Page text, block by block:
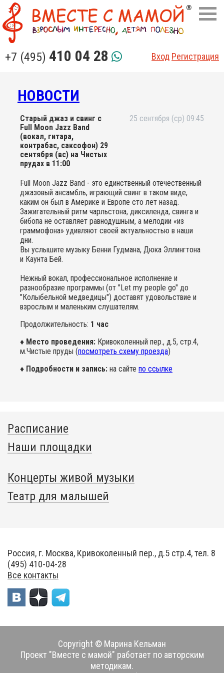
+7 (495) 410 04 28 Вход Регистрация
НОВОСТИ
Cтарый джаз и свинг с
Full Moon Jazz Band
(вокал, гитара,
контрабас, саксофон) 29
сентября (вс) на Чистых
прудах в 11:00
25 сентября (ср) 09:45
Full Moon Jazz Band - это единственный отечественный
джазовый ансамбль, играющий свинг в таком виде,
каким он был в Америке и Европе сто лет назад.
Зажигательный ритм чарльcтона, диксиленда, свинга и
бибопа не оставляет равнодушным, а мелодии «из
граммофона» удивляют своей актуальностью в наши
дни.
Вы услышите музыку Бенни Гудмана, Дюка Эллингтона
и Каунта Бей.
Нежный вокал, профессиональное исполнение и
разнообразие программы (от "Let my people go" до
"Колыбельной медведицы") доставят удовольствие и
взрослым и маленьким слушателям.
Продолжительность: 1 час
♦ Место проведения: Кривоколенный пер., д.5, стр.4,
м.Чистые пруды (посмотреть схему проезда)
♦ Подробности и запись: на сайте по ссылке
Расписание
Наши площадки
Концерты живой музыки
Театр для малышей
Россия, г. Москва, Кривоколенный пер., д.5 стр.4, тел. 8
(495) 410-04-28
Все контакты
Copyright © Марина Кельман
Проект "Вместе с мамой" работает по авторским
методикам.